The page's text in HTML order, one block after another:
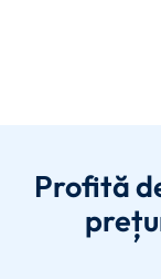
Profită